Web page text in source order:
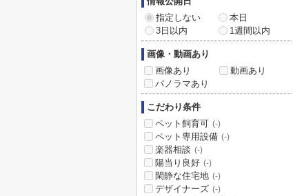
指定しない
本日
3日以内
1週間以内
画像・動画あり
画像あり
動画あり
パノラマあり
こだわり条件
ペット飼育可 (-)
ペット専用設備 (-)
楽器相談 (-)
陽当り良好 (-)
閑静な住宅地 (-)
デザイナーズ (-)